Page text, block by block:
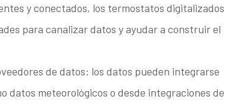
y conectados, los termostatos digitalizados
para canalizar datos y ayudar a construir el
de datos: los datos pueden integrarse
datos meteorológicos o desde integraciones de